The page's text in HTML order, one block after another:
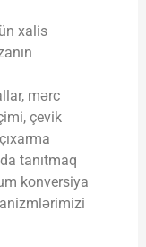
xalis
mərc
çevik
tanıtmaq
konversiya